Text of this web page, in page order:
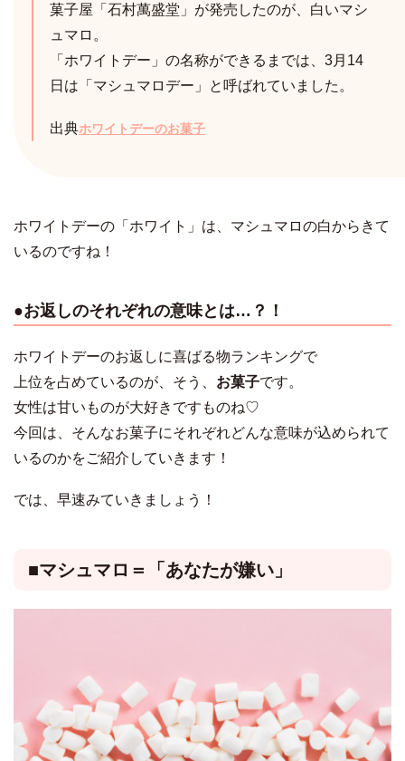
菓子屋「石村萬盛堂」が発売したのが、白いマシ
ュマロ。
「ホワイトデー」の名称ができるまでは、3月14
日は「マシュマロデー」と呼ばれていました。
出典ホワイトデーのお菓子
ホワイトデーの「ホワイト」は、マシュマロの白からきて
いるのですね！
●お返しのそれぞれの意味とは…？！
ホワイトデーのお返しに喜ばる物ランキングで
上位を占めているのが、そう、 お菓子です。
女性は甘いものが大好きですものね♡
今回は、そんなお菓子にそれぞれどんな意味が込められて
いるのかをご紹介していきます！
では、早速みていきましょう！
■マシュマロ＝「あなたが嫌い」